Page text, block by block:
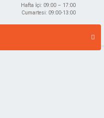
Hafta İçi: 09:00 – 17:00
Cumartesi: 09:00-13:00